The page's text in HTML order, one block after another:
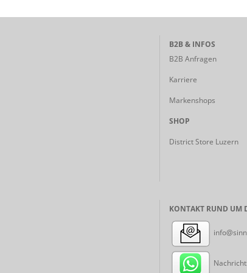
B2B & INFOS
B2B Anfragen
Karriere
Markenshops
SHOP
District Store Luzern
KONTAKT RUND UM
Nachricht: